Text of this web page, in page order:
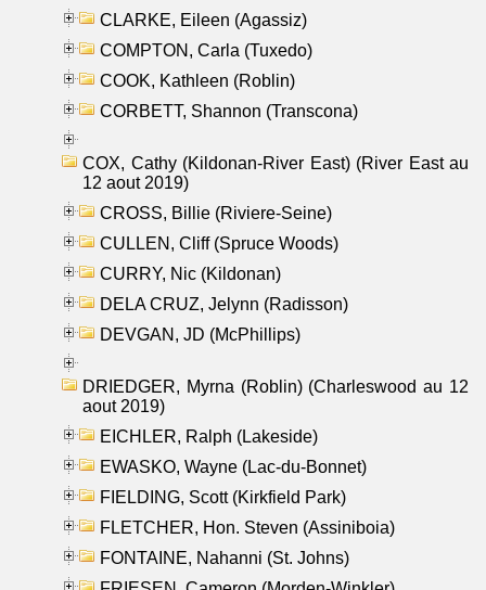
CLARKE, Eileen (Agassiz)
COMPTON, Carla (Tuxedo)
COOK, Kathleen (Roblin)
CORBETT, Shannon (Transcona)
COX, Cathy (Kildonan-River East) (River East au
12 aout 2019)
CROSS, Billie (Riviere-Seine)
CULLEN, Cliff (Spruce Woods)
CURRY, Nic (Kildonan)
DELA CRUZ, Jelynn (Radisson)
DEVGAN, JD (McPhillips)
DRIEDGER, Myrna (Roblin) (Charleswood au 12
aout 2019)
EICHLER, Ralph (Lakeside)
EWASKO, Wayne (Lac-du-Bonnet)
FIELDING, Scott (Kirkfield Park)
FLETCHER, Hon. Steven (Assiniboia)
FONTAINE, Nahanni (St. Johns)